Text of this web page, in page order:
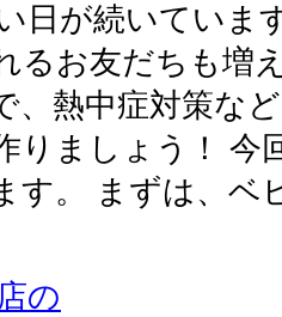
日が続いていま
るお友だちも増
、熱中症対策な
りましょう！ 今
す。 まずは、
の